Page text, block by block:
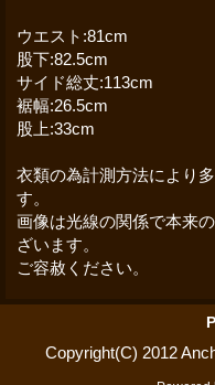
ウエスト:81cm
股下:82.5cm
サイド総丈:113cm
裾幅:26.5cm
股上:33cm
衣類の為計測方法により
す。
画像は光線の関係で本来
ざいます。
ご容赦ください。
Copyright(C) 2012